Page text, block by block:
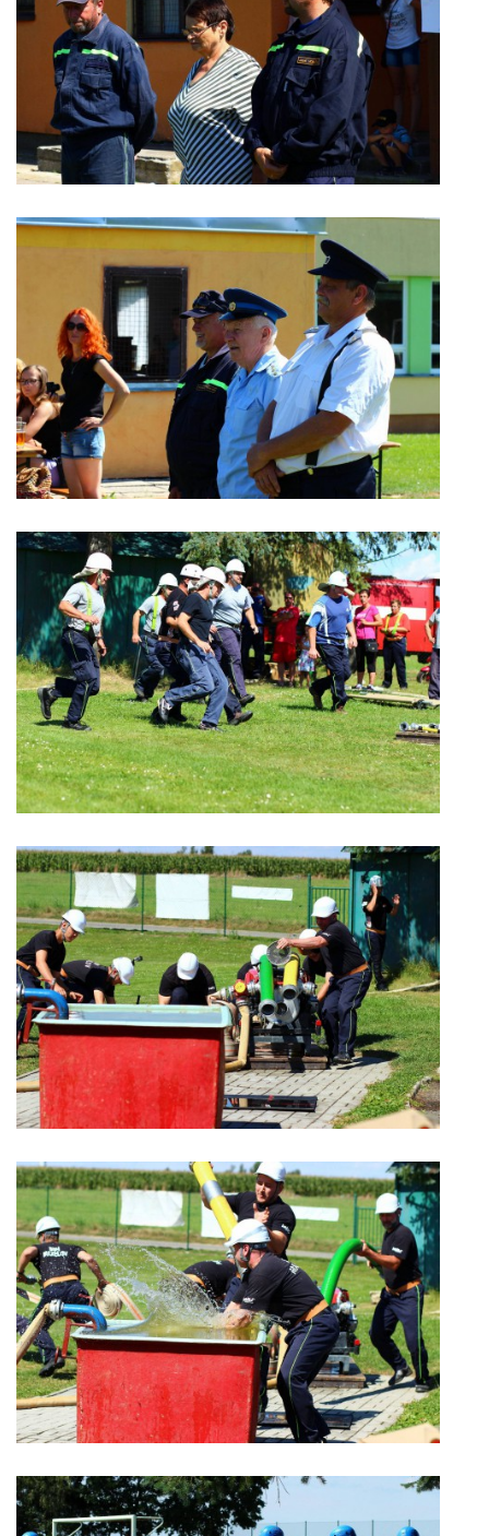
VÝZNAČNÍ RODÁCI
FOTOALBUM
PODĚKOVÁNÍ
NAPSALI O NÁS....
KNIHOVNÍ ŘÁD
HRY, KVÍZY, VZDĚLÁVÁNÍ ON-LINE
Obecní knihovna Chrášťany
373 04
knihovnachrastany@seznam.cz
© 2026 eStránky.cz |RSS|WebSlice |Tisk|Aktualizováno: 1. 8. 2026
Nahoru ↑